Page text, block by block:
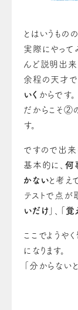
とはいうもの
実際にやって
んど説明出来
余程の天才で
いく からです。
だからこそ②の
す。
ですので出来
基本的に、 何
かないと考え
テストで点が
いだけ
覚
ここでようやく
になります。
「分からない